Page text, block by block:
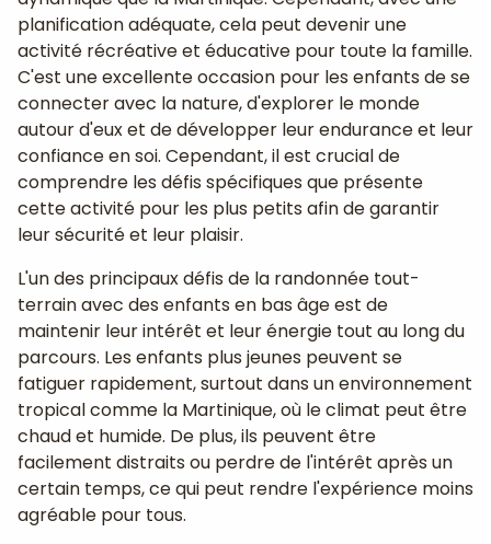
planification adéquate, cela peut devenir une
activité récréative et éducative pour toute la famille.
C'est une excellente occasion pour les enfants de se
connecter avec la nature, d'explorer le monde
autour d'eux et de développer leur endurance et leur
confiance en soi. Cependant, il est crucial de
comprendre les défis spécifiques que présente
cette activité pour les plus petits afin de garantir
leur sécurité et leur plaisir.
L'un des principaux défis de la randonnée tout-
terrain avec des enfants en bas âge est de
maintenir leur intérêt et leur énergie tout au long du
parcours. Les enfants plus jeunes peuvent se
fatiguer rapidement, surtout dans un environnement
tropical comme la Martinique, où le climat peut être
chaud et humide. De plus, ils peuvent être
facilement distraits ou perdre de l'intérêt après un
certain temps, ce qui peut rendre l'expérience moins
agréable pour tous.